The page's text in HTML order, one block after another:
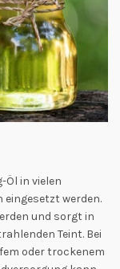
Öl in vielen
werden.
und sorgt in
Teint. Bei
oder trockenem